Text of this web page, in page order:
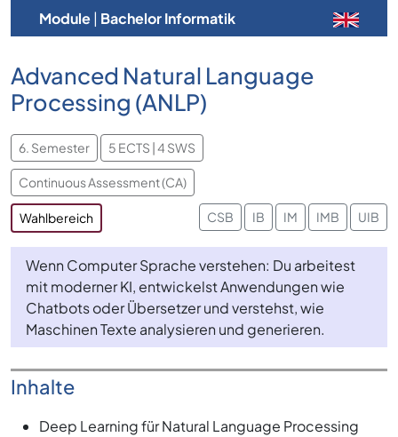
Module| Bachelor Informatik
Advanced Natural Language
Processing (ANLP)
6. Semester 5 ECTS | 4 SWS
Continuous Assessment (CA)
Wahlbereich CSB IB IM IMB UIB
Wenn Computer Sprache verstehen: Du arbeitest
mit moderner KI, entwickelst Anwendungen wie
Chatbots oder Übersetzer und verstehst, wie
Maschinen Texte analysieren und generieren.
Inhalte
Deep Learning für Natural Language Processing